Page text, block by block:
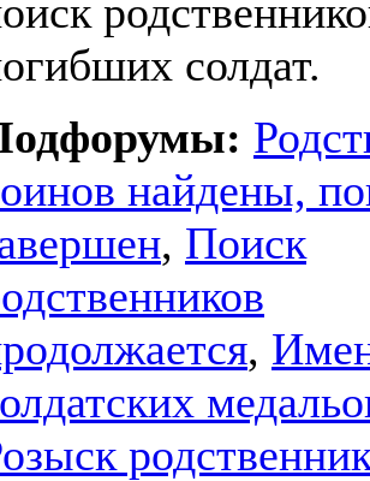
солдат.
найдены,
, Поиск
,